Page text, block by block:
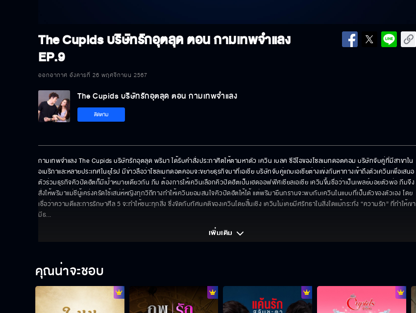
The Cupids บริษัทรักอุตลุด ตอน กามเทพจำแลง
EP.9
ออกอากาศ อังคารที่ 26 พฤศจิกายน 2567
The Cupids บริษัทรักอุตลุด ตอน กามเทพจำแลง
ติดตาม
กามเทพจำแลง The Cupids บริษัทรักอุตลุด พริมา ได้รับคำสั่งประกาศิตให้ตามหาตัว เควิน เบลค ซีอีโอของโซลเมทดอตคอม บริษัทจับคู่ที่มีสาขาใน
อเมริกาและหลายประเทศในยุโรป มีข่าวลือว่าโซลเมทดอตคอมจะขยายธุรกิจมาที่เอเชีย บริษัทจับคู่แถบเอเชียต่างแข่งกันหาทางเข้าถึงตัวเควินเพื่อเสนอ
ตัวร่วมธุรกิจคิวปิดฮัตก็มีเป้าหมายเดียวกัน ภีม ต้องการให้เควินเลือกคิวปิดฮัตเป็นเฮดออฟฟิศเชียลเอเชีย เควินขึ้นชื่อว่าเป็นเพลย์บอยตัวพ่อ ภีมจึง
สั่งให้พริมาแม่ชีผู้เคร่งครัดใช้เสน่ห์หญิงทุกวิถีทางทำให้เควินยอมสนใจคิวปิดฮัตให้ได้ แต่พริมายืนกรานจะพบกับเควินในแบบที่เป็นตัวของตัวเอง โดย
เชื่อว่าความดีและการรักษาศีล 5 จะทำให้ชนะทุกสิ่ง ซึ่งขัดกับทัศนคติของเควินโดยสิ้นเชิง เควินไม่เคยมีศรัทธาในสิ่งใดแม้กระทั่ง “ความรัก” ที่ทำให้เขา
มีธ...
เพิ่มเติม
คุณน่าจะชอบ